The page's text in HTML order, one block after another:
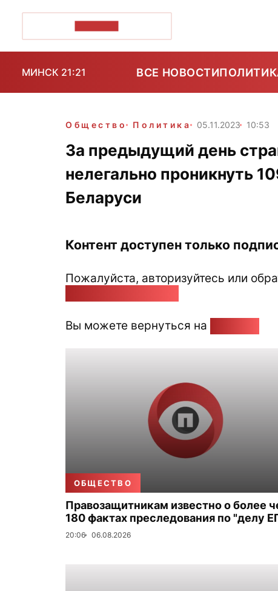
МИНСК 21:21 ВСЕ НОВОСТИ
Общество Политика 05.11.2023 10:53
За предыдущий день
нелегально проникнуть
Беларуси
Контент доступен только
Пожалуйста, авторизуйтесь или
Вы можете вернуться на
ОБЩЕСТВО
Правозащитникам известно о более
180 фактах преследования по "делу
20:06 06.08.2026